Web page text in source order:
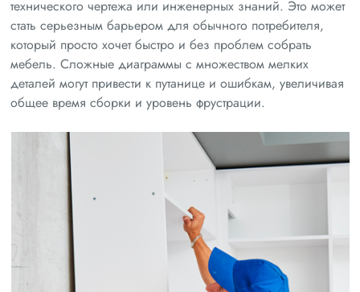
технического чертежа или инженерных знаний. Это может
стать серьезным барьером для обычного потребителя,
который просто хочет быстро и без проблем собрать
мебель. Сложные диаграммы с множеством мелких
деталей могут привести к путанице и ошибкам, увеличивая
общее время сборки и уровень фрустрации.